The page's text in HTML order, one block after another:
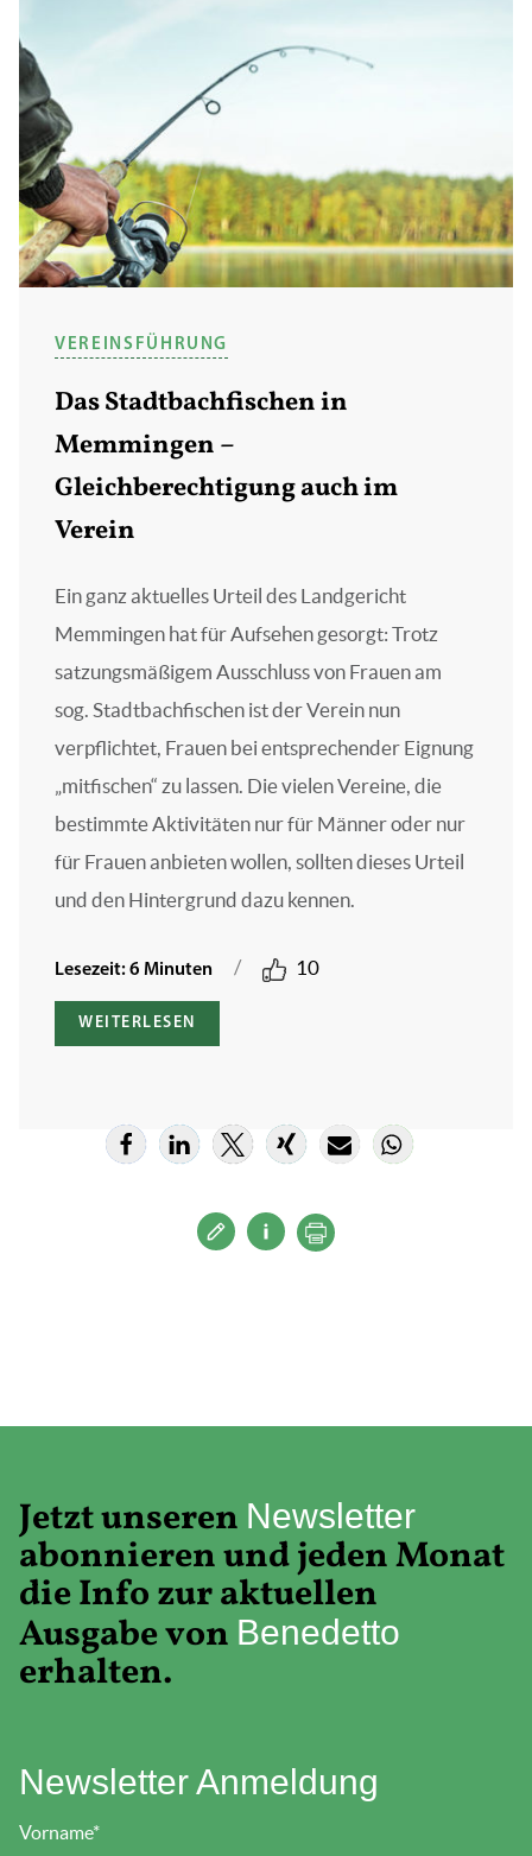
VEREINSFÜHRUNG
Das Stadtbachfischen in
Memmingen –
Gleichberechtigung auch im
Verein
Ein ganz aktuelles Urteil des Landgericht
Memmingen hat für Aufsehen gesorgt: Trotz
satzungsmäßigem Ausschluss von Frauen am
sog. Stadtbachfischen ist der Verein nun
verpflichtet, Frauen bei entsprechender Eignung
„mitfischen“ zu lassen. Die vielen Vereine, die
bestimmte Aktivitäten nur für Männer oder nur
für Frauen anbieten wollen, sollten dieses Urteil
und den Hintergrund dazu kennen.
Lesezeit: 6 Minuten / 10
WEITERLESEN
Jetzt unseren Newsletter
abonnieren und jeden Monat
die Info zur aktuellen
Ausgabe von Benedetto
erhalten.
Newsletter Anmeldung
Vorname*